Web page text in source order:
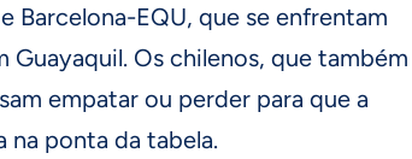
Barcelona-EQU, que se enfrentam
Guayaquil. Os chilenos, que também
empatar ou perder para que a
na ponta da tabela.